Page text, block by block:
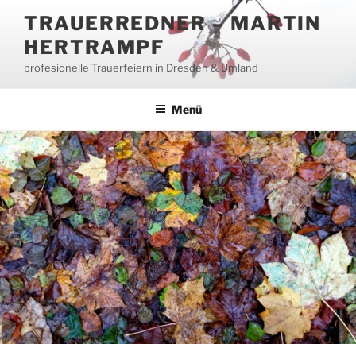
Inhalt
springen
TRAUERREDNER – MARTIN
HERTRAMPF
profesionelle Trauerfeiern in Dresden & Umland
Menü